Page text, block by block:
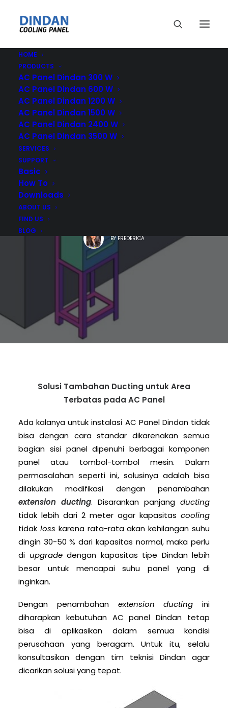
HOME
PRODUCTS
AC Panel Dindan 300 W
AC Panel Dindan 600 W
AC Panel Dindan 1200 W
AC Panel Dindan 1500 W
AC Panel Dindan 2400 W
AC Panel Dindan 3500 W
SERVICES
SUPPORT
Basic
How To
Downloads
ABOUT US
FIND US
BLOG
27 JULY 2021 | INTIPS
Solusi Tambahan
Ducting untuk Area
Terbatas pada Panel
BYFREDERICA
Solusi Tambahan Ducting untuk Area
Terbatas pada AC Panel
Ada kalanya untuk instalasi AC Panel Dindan tidak
bisa dengan cara standar dikarenakan semua
bagian sisi panel dipenuhi berbagai komponen
panel atau tombol-tombol mesin. Dalam
permasalahan seperti ini, solusinya adalah bisa
dilakukan modifikasi dengan penambahan
extension ducting. Disarankan panjang ducting
tidak lebih dari 2 meter agar kapasitas cooling
tidak loss karena rata-rata akan kehilangan suhu
dingin 30-50 % dari kapasitas normal, maka perlu
di upgradedengan kapasitas tipe Dindan lebih
besar untuk mencapai suhu panel yang di
inginkan.
Dengan penambahan extension ducting ini
diharapkan kebutuhan AC panel Dindan tetap
bisa di aplikasikan dalam semua kondisi
perusahaan yang beragam. Untuk itu, selalu
konsultasikan dengan tim teknisi Dindan agar
dicarikan solusi yang tepat.